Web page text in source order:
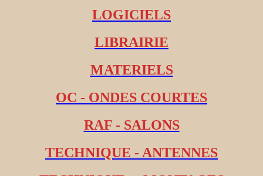
LOGICIELS
LIBRAIRIE
MATERIELS
OC - ONDES COURTES
RAF - SALONS
TECHNIQUE - ANTENNES